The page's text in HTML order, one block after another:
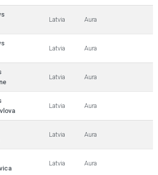
Latvia Aura
Latvia Aura
Latvia Aura
Latvia Aura
Latvia Aura
Latvia Aura